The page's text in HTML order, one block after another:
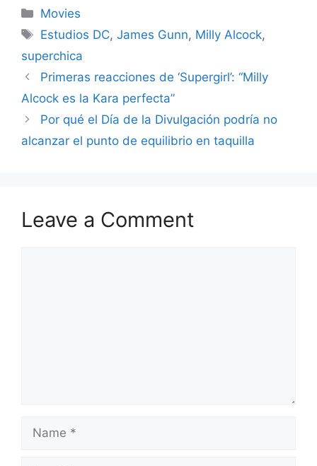
Categories
Movies
Tags
Estudios DC,James Gunn, Milly Alcock,
superchica
Primeras reacciones de ‘Supergirl’: “Milly
Alcock es la Kara perfecta”
Por qué el Día de la Divulgación podría no
alcanzar el punto de equilibrio en taquilla
Leave a Comment